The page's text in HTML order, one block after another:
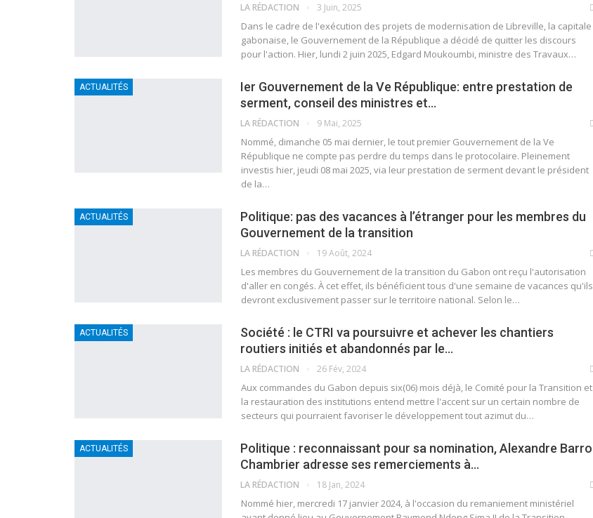
LA RÉDACTION 3 Juin, 2025
Dans le cadre de l'exécution des projets de modernisation de Libreville, la capitale
gabonaise, le Gouvernement de la République a décidé de quitter les discours
pour l'action. Hier, lundi 2 juin 2025, Edgard Moukoumbi, ministre des Travaux…
ACTUALITÉS
Ier Gouvernement de la Ve République: entre prestation de
serment, conseil des ministres et…
LA RÉDACTION 9 Mai, 2025
Nommé, dimanche 05 mai dernier, le tout premier Gouvernement de la Ve
République ne compte pas perdre du temps dans le protocolaire. Pleinement
investis hier, jeudi 08 mai 2025, via leur prestation de serment devant le président
de la…
ACTUALITÉS
Politique: pas des vacances à l’étranger pour les membres du
Gouvernement de la transition
LA RÉDACTION 19 Août, 2024
Les membres du Gouvernement de la transition du Gabon ont reçu l'autorisation
d'aller en congés. À cet effet, ils bénéficient tous d'une semaine de vacances qu'ils
devront exclusivement passer sur le territoire national. Selon le…
ACTUALITÉS
Société : le CTRI va poursuivre et achever les chantiers
routiers initiés et abandonnés par le…
LA RÉDACTION 26 Fév, 2024
Aux commandes du Gabon depuis six(06) mois déjà, le Comité pour la Transition et
la restauration des institutions entend mettre l'accent sur un certain nombre de
secteurs qui pourraient favoriser le développement tout azimut du…
ACTUALITÉS
Politique : reconnaissant pour sa nomination, Alexandre Barro
Chambrier adresse ses remerciements à…
LA RÉDACTION 18 Jan, 2024
Nommé hier, mercredi 17 janvier 2024, à l'occasion du remaniement ministériel